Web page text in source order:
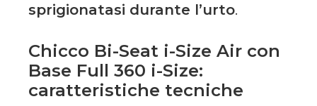
sprigionatasi durante l’urto.
Chicco Bi-Seat i-Size Air con
Base Full 360 i-Size:
caratteristiche tecniche